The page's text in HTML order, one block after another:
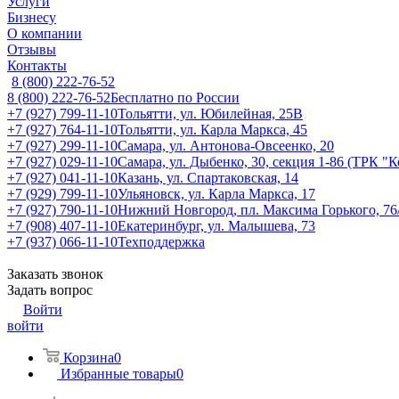
Бизнесу
О компании
Отзывы
Контакты
8 (800) 222-76-52
8 (800) 222-76-52Бесплатно по России
+7 (927) 799-11-10Тольятти, ул. Юбилейная, 25В
+7 (927) 764-11-10Тольятти, ул. Карла Маркса, 45
+7 (927) 299-11-10Самара, ул. Антонова-Овсеенко, 20
+7 (927) 029-11-10Самара, ул. Дыбенко, 30, секция 1-86 (ТРК
+7 (927) 041-11-10Казань, ул. Спартаковская, 14
+7 (929) 799-11-10Ульяновск, ул. Карла Маркса, 17
+7 (927) 790-11-10Нижний Новгород, пл. Максима Горького,
+7 (908) 407-11-10Екатеринбург, ул. Малышева, 73
+7 (937) 066-11-10Техподдержка
Заказать звонок
Задать вопрос
Войти
войти
Корзина0
Избранные товары0